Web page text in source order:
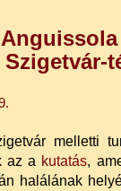
melletti
az a kutatás,
halálának